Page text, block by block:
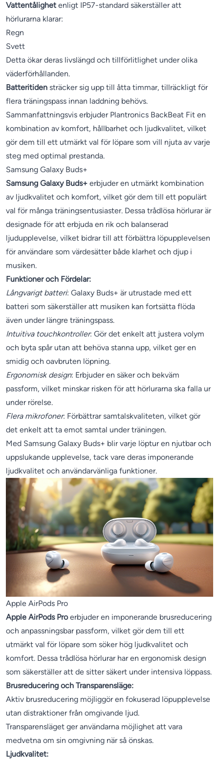
Vattentålighetenligt IP57-standard säkerställer att
hörlurarna klarar:
Regn
Svett
Detta ökar deras livslängd och tillförlitlighet under olika
väderförhållanden.
Batteritiden sträcker sig upp till åtta timmar, tillräckligt för
flera träningspass innan laddning behövs.
Sammanfattningsvis erbjuder Plantronics BackBeat Fit en
kombination av komfort, hållbarhet och ljudkvalitet, vilket
gör dem till ett utmärkt val för löpare som vill njuta av varje
steg med optimal prestanda.
Samsung Galaxy Buds+
Samsung Galaxy Buds+ erbjuder en utmärkt kombination
av ljudkvalitet och komfort, vilket gör dem till ett populärt
val för många träningsentusiaster. Dessa trådlösa hörlurar är
designade för att erbjuda en rik och balanserad
ljudupplevelse, vilket bidrar till att förbättra löpupplevelsen
för användare som värdesätter både klarhet och djup i
musiken.
Funktioner och Fördelar:
Långvarigt batteri: Galaxy Buds+ är utrustade med ett
batteri som säkerställer att musiken kan fortsätta flöda
även under längre träningspass.
Intuitiva touchkontroller: Gör det enkelt att justera volym
och byta spår utan att behöva stanna upp, vilket ger en
smidig och oavbruten löpning.
Ergonomisk design: Erbjuder en säker och bekväm
passform, vilket minskar risken för att hörlurarna ska falla ur
under rörelse.
Flera mikrofoner: Förbättrar samtalskvaliteten, vilket gör
det enkelt att ta emot samtal under träningen.
Med Samsung Galaxy Buds+ blir varje löptur en njutbar och
uppslukande upplevelse, tack vare deras imponerande
ljudkvalitet och användarvänliga funktioner.
Apple AirPods Pro
Apple AirPods Proerbjuder en imponerande brusreducering
och anpassningsbar passform, vilket gör dem till ett
utmärkt val för löpare som söker hög ljudkvalitet och
komfort. Dessa trådlösa hörlurar har en ergonomisk design
som säkerställer att de sitter säkert under intensiva löppass.
Brusreducering och Transparensläge:
Aktiv brusreducering möjliggör en fokuserad löpupplevelse
utan distraktioner från omgivande ljud.
Transparensläget ger användarna möjlighet att vara
medvetna om sin omgivning när så önskas.
Ljudkvalitet: